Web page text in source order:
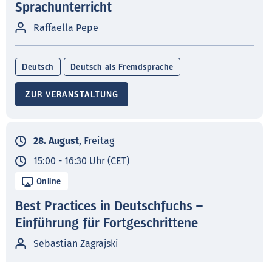
Sprachunterricht
Raffaella Pepe
Deutsch Deutsch als Fremdsprache
ZUR VERANSTALTUNG
28. August, Freitag
15:00 - 16:30 Uhr (CET)
Online
Best Practices in Deutschfuchs –
Einführung für Fortgeschrittene
Sebastian Zagrajski